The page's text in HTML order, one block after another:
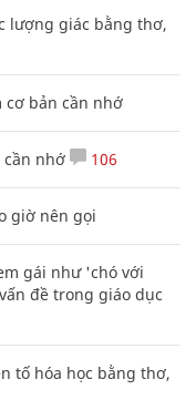
lượng giác bằng thơ,
cơ bản cần nhớ
cần nhớ 106
giờ nên gọi
gái như 'chó với
đề trong giáo dục
tố hóa học bằng thơ,